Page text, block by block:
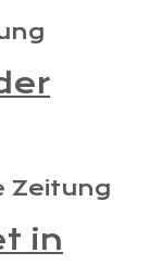
Zeitung
in